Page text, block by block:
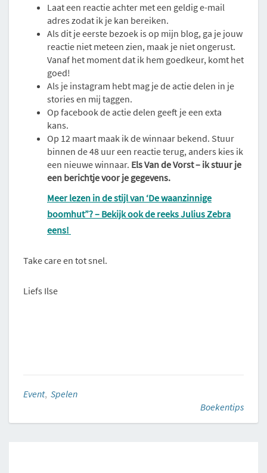
Laat een reactie achter met een geldig e-mail
adres zodat ik je kan bereiken.
Als dit je eerste bezoek is op mijn blog, ga je jouw
reactie niet meteen zien, maak je niet ongerust.
Vanaf het moment dat ik hem goedkeur, komt het
goed!
Als je instagram hebt mag je de actie delen in je
stories en mij taggen.
Op facebook de actie delen geeft je een exta
kans.
Op 12 maart maak ik de winnaar bekend. Stuur
binnen de 48 uur een reactie terug, anders kies ik
een nieuwe winnaar. Els Van de Vorst – ik stuur je
een berichtje voor je gegevens.
Meer lezen in de stijl van ‘De waanzinnige
boomhut”? – Bekijk ook de reeks Julius Zebra
eens!
Take care en tot snel.
Liefs Ilse
Event, Spelen
Boekentips